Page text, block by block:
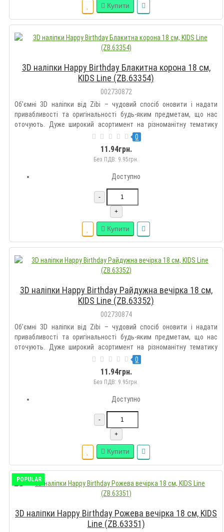
Купити
3D наліпки Happy Birthday Блакитна корона 18 см,
KIDS Line (ZB.63354)
002730872
Об’ємні 3D наліпки від Zibi – чудовий спосіб оновити і надати
привабливості та оригінальності будь-яким предметам, що нас
оточують. Дуже широкий асортимент на різноманітну тематику
дозволить підібрати такі наклейки кожному на свій смак.
Оздоблюйте гаджети, зошити, блокноти, щоденники, пенали,
0
11.94грн.
Без ПДВ: 9.95грн.
Доступно
-
+
Купити
3D наліпки Happy Birthday Райдужна вечірка 18 см,
KIDS Line (ZB.63352)
002730874
Об’ємні 3D наліпки від Zibi – чудовий спосіб оновити і надати
привабливості та оригінальності будь-яким предметам, що нас
оточують. Дуже широкий асортимент на різноманітну тематику
дозволить підібрати такі наклейки кожному на свій смак.
Оздоблюйте гаджети, зошити, блокноти, щоденники, пенали,
0
11.94грн.
Без ПДВ: 9.95грн.
Доступно
-
+
Купити
POPULAR
3D наліпки Happy Birthday Рожева вечірка 18 см, KIDS
Line (ZB.63351)